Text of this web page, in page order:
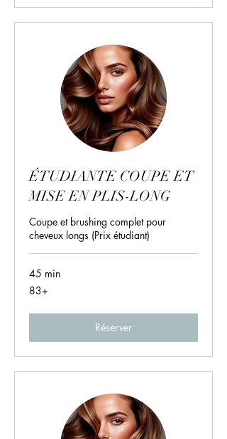
ÉTUDIANTE COUPE ET
MISE EN PLIS-LONG
Coupe et brushing complet pour
cheveux longs (Prix étudiant)
45 min
83+
83+
Réserver